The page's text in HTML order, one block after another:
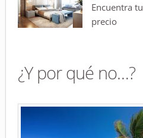
Encuentra
precio
¿Y por qué no…?